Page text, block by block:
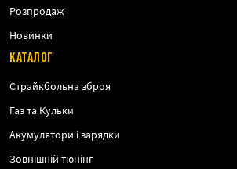
Розпродаж
Новинки
КАТАЛОГ
Страйкбольна зброя
Газ та Кульки
Акумулятори і зарядки
Зовнішній тюнінг